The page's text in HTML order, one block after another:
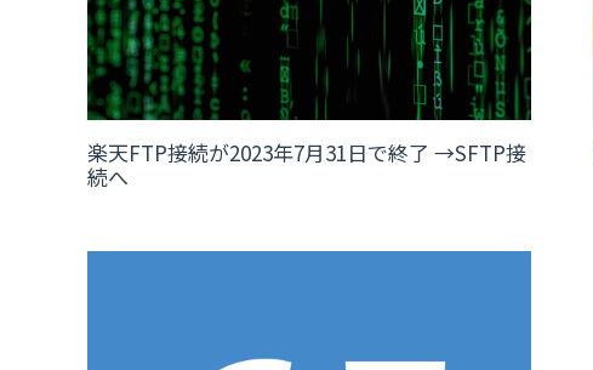
楽天FTP接続が2023年7月31日で終了 →SFTP接
続へ